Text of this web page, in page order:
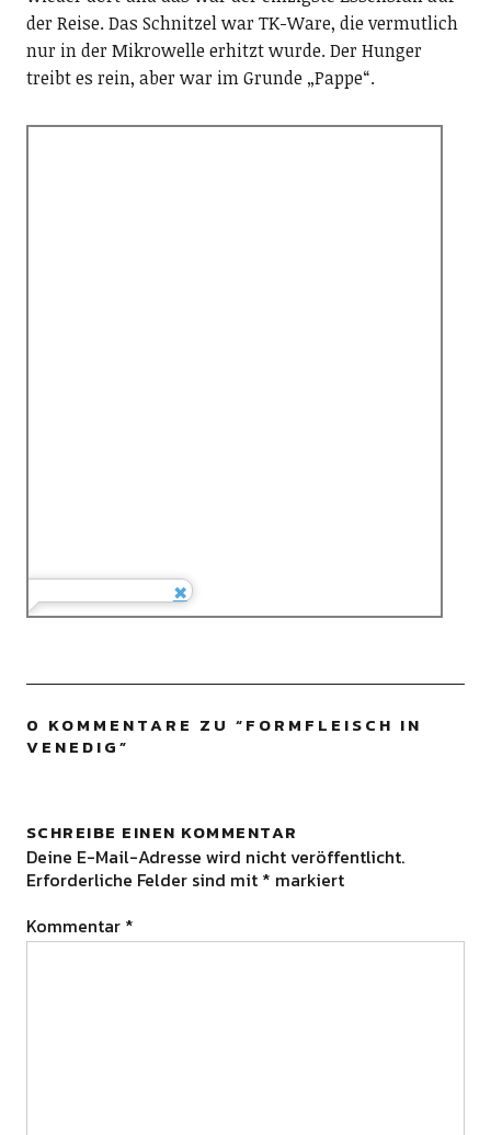
der Reise. Das Schnitzel war TK-Ware, die vermutlich
nur in der Mikrowelle erhitzt wurde. Der Hunger
treibt es rein, aber war im Grunde „Pappe“.
0 KOMMENTARE ZU “FORMFLEISCH IN
VENEDIG”
SCHREIBE EINEN KOMMENTAR
Deine E-Mail-Adresse wird nicht veröffentlicht.
Erforderliche Felder sind mit * markiert
Kommentar *